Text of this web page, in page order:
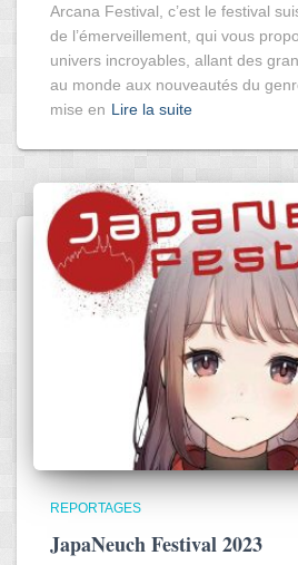
Arcana Festival, c’est le festival
de l’émerveillement, qui vous
univers incroyables, allant des
au monde aux nouveautés du
mise en Lire la suite
REPORTAGES
JapaNeuch Festival 2023